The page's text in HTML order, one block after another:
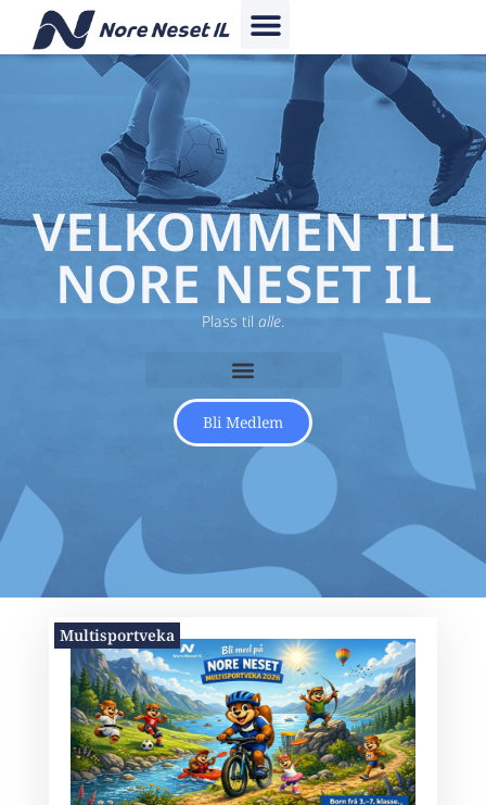
VELKOMMEN TIL
NORE NESET IL
Plass til alle.
Bli Medlem
Multisportveka